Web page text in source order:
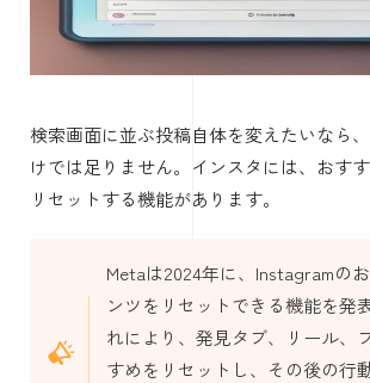
検索画面に並ぶ投稿自体を変えたいなら
けでは足りません。インスタには、おす
リセットする機能があります。
Metaは2024年に、Instagramの
ンツをリセットできる機能を発
れにより、発見タブ、リール、
すめをリセットし、その後の行